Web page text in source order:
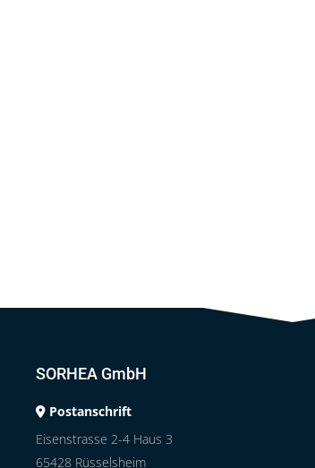
SORHEA GmbH
Postanschrift
Eisenstrasse 2-4 Haus 3
65428 Rüsselsheim